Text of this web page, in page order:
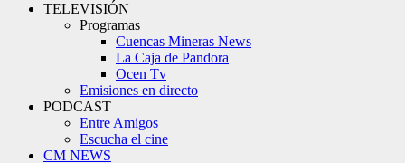
TELEVISIÓN
Programas
Cuencas Mineras News
La Caja de Pandora
Ocen Tv
Emisiones en directo
PODCAST
Entre Amigos
Escucha el cine
CM NEWS